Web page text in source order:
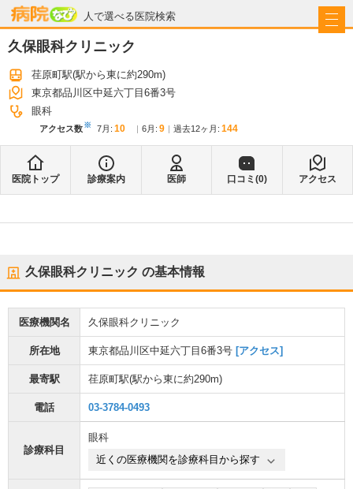
人で選べる医院検索
病院なび
久保眼科クリニック
荏原町駅(駅から東に約290m)
東京都品川区中延六丁目6番3号
眼科
アクセス数※ 7月 : 10 6月 : 9 過去12ヶ月: 144
医院トップ 診療案内 医師 口コミ(0) アクセス
久保眼科クリニック の基本情報
医療機関名 久保眼科クリニック
所在地 東京都品川区中延六丁目6番3号 [アクセス]
最寄駅 荏原町駅(駅から東に約290m)
電話 03-3784-0493
診療科目
眼科
近くの医療機関を診療科目から探す